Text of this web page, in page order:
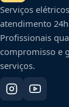
Serviços
atendimento
Profissionais
compromisso e
serviços.